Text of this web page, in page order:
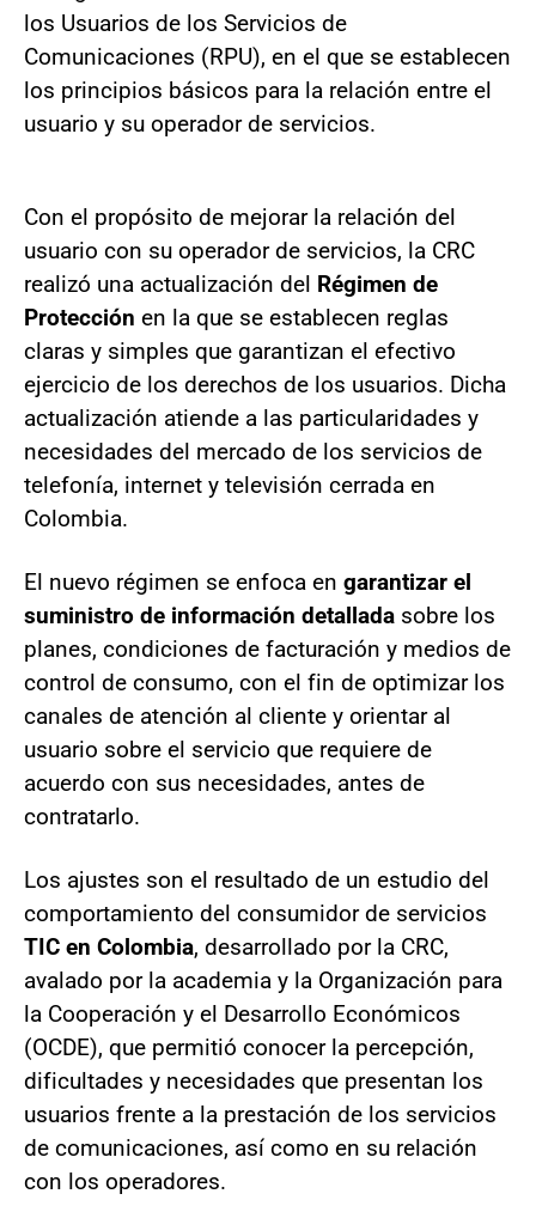
los Usuarios de los Servicios de
Comunicaciones (RPU), en el que se establecen
los principios básicos para la relación entre el
usuario y su operador de servicios.
Con el propósito de mejorar la relación del
usuario con su operador de servicios, la CRC
realizó una actualización del Régimen de
Protección en la que se establecen reglas
claras y simples que garantizan el efectivo
ejercicio de los derechos de los usuarios. Dicha
actualización atiende a las particularidades y
necesidades del mercado de los servicios de
telefonía, internet y televisión cerrada en
Colombia.
El nuevo régimen se enfoca en garantizar el
suministro de información detallada sobre los
planes, condiciones de facturación y medios de
control de consumo, con el fin de optimizar los
canales de atención al cliente y orientar al
usuario sobre el servicio que requiere de
acuerdo con sus necesidades, antes de
contratarlo.
Los ajustes son el resultado de un estudio del
comportamiento del consumidor de servicios
TIC en Colombia, desarrollado por la CRC,
avalado por la academia y la Organización para
la Cooperación y el Desarrollo Económicos
(OCDE), que permitió conocer la percepción,
dificultades y necesidades que presentan los
usuarios frente a la prestación de los servicios
de comunicaciones, así como en su relación
con los operadores.